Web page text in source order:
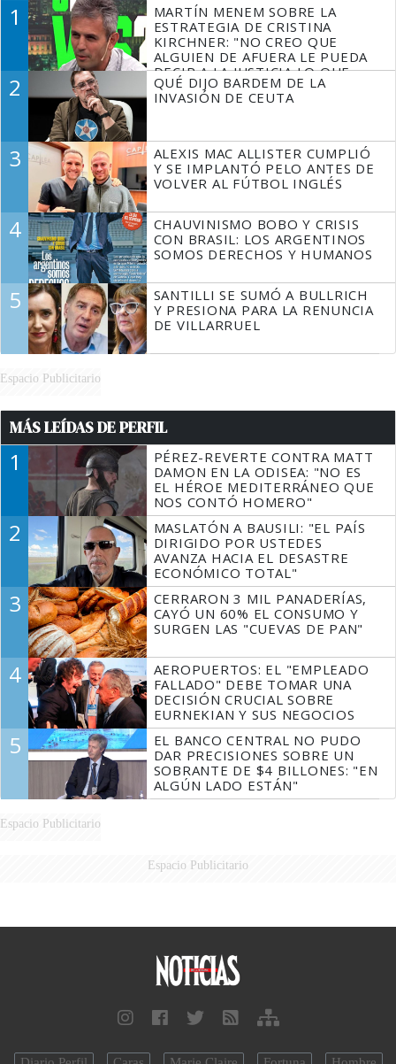
1
MARTÍN MENEM SOBRE LA
ESTRATEGIA DE CRISTINA
KIRCHNER: "NO CREO QUE
ALGUIEN DE AFUERA LE PUEDA
DECIR A LA JUSTICIA LO QUE
TIENE QUE HACER"
2
QUÉ DIJO BARDEM DE LA
INVASIÓN DE CEUTA
3
ALEXIS MAC ALLISTER CUMPLIÓ
Y SE IMPLANTÓ PELO ANTES DE
VOLVER AL FÚTBOL INGLÉS
4
CHAUVINISMO BOBO Y CRISIS
CON BRASIL: LOS ARGENTINOS
SOMOS DERECHOS Y HUMANOS
5
SANTILLI SE SUMÓ A BULLRICH
Y PRESIONA PARA LA RENUNCIA
DE VILLARRUEL
Espacio Publicitario
MÁS LEÍDAS DE PERFIL
1
PÉREZ-REVERTE CONTRA MATT
DAMON EN LA ODISEA: "NO ES
EL HÉROE MEDITERRÁNEO QUE
NOS CONTÓ HOMERO"
2
MASLATÓN A BAUSILI: "EL PAÍS
DIRIGIDO POR USTEDES
AVANZA HACIA EL DESASTRE
ECONÓMICO TOTAL"
3
CERRARON 3 MIL PANADERÍAS,
CAYÓ UN 60% EL CONSUMO Y
SURGEN LAS "CUEVAS DE PAN"
4
AEROPUERTOS: EL "EMPLEADO
FALLADO" DEBE TOMAR UNA
DECISIÓN CRUCIAL SOBRE
EURNEKIAN Y SUS NEGOCIOS
5
EL BANCO CENTRAL NO PUDO
DAR PRECISIONES SOBRE UN
SOBRANTE DE $4 BILLONES: "EN
ALGÚN LADO ESTÁN"
Espacio Publicitario
Espacio Publicitario